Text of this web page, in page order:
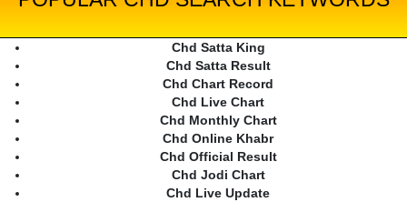
Chd Satta King
Chd Satta Result
Chd Chart Record
Chd Live Chart
Chd Monthly Chart
Chd Online Khabr
Chd Official Result
Chd Jodi Chart
Chd Live Update